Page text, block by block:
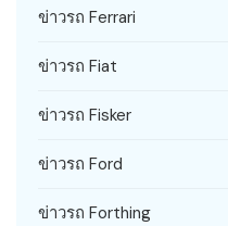
ข่าวรถ Ferrari
ข่าวรถ Fiat
ข่าวรถ Fisker
ข่าวรถ Ford
ข่าวรถ Forthing